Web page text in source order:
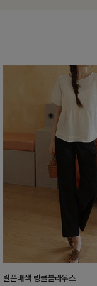
릴픈배색 링클블라우스